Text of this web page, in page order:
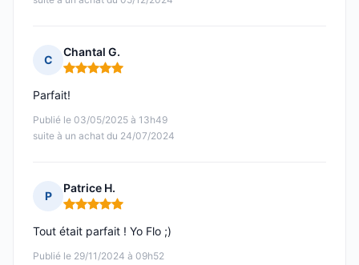
C
Chantal G.
Note : 5 sur 5
Publié le 03/05/2025 à 13h49
suite à un achat du 24/07/2024
Parfait!
P
Patrice H.
Note : 5 sur 5
Publié le 29/11/2024 à 09h52
Tout était parfait ! Yo Flo ;)